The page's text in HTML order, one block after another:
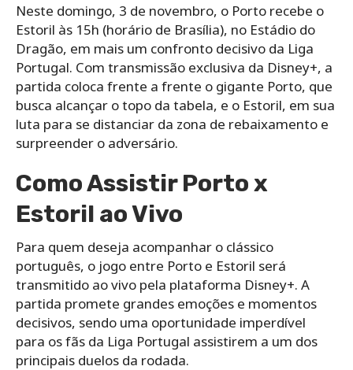
Neste domingo, 3 de novembro, o Porto recebe o
Estoril às 15h (horário de Brasília), no Estádio do
Dragão, em mais um confronto decisivo da Liga
Portugal. Com transmissão exclusiva da Disney+, a
partida coloca frente a frente o gigante Porto, que
busca alcançar o topo da tabela, e o Estoril, em sua
luta para se distanciar da zona de rebaixamento e
surpreender o adversário.
Como Assistir Porto x
Estoril ao Vivo
Para quem deseja acompanhar o clássico
português, o jogo entre Porto e Estoril será
transmitido ao vivo pela plataforma Disney+. A
partida promete grandes emoções e momentos
decisivos, sendo uma oportunidade imperdível
para os fãs da Liga Portugal assistirem a um dos
principais duelos da rodada.